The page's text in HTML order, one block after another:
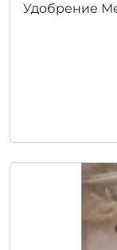
Удобрение